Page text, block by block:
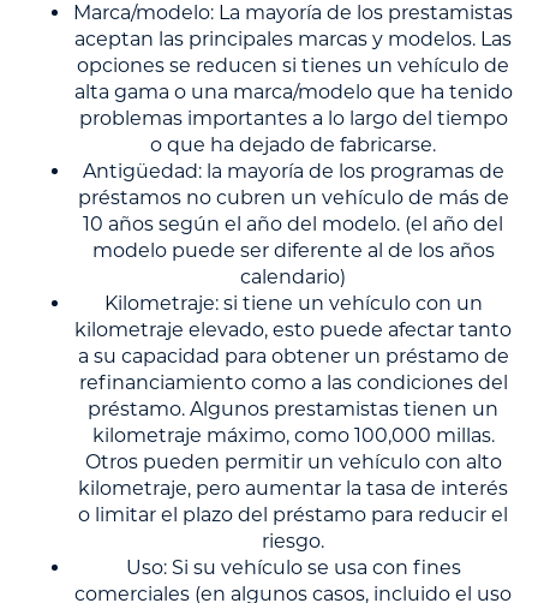
Marca/modelo: La mayoría de los prestamistas
aceptan las principales marcas y modelos. Las
opciones se reducen si tienes un vehículo de
alta gama o una marca/modelo que ha tenido
problemas importantes a lo largo del tiempo
o que ha dejado de fabricarse.
Antigüedad: la mayoría de los programas de
préstamos no cubren un vehículo de más de
10 años según el año del modelo. (el año del
modelo puede ser diferente al de los años
calendario)
Kilometraje: si tiene un vehículo con un
kilometraje elevado, esto puede afectar tanto
a su capacidad para obtener un préstamo de
refinanciamiento como a las condiciones del
préstamo. Algunos prestamistas tienen un
kilometraje máximo, como 100,000 millas.
Otros pueden permitir un vehículo con alto
kilometraje, pero aumentar la tasa de interés
o limitar el plazo del préstamo para reducir el
riesgo.
Uso: Si su vehículo se usa con fines
comerciales (en algunos casos, incluido el uso